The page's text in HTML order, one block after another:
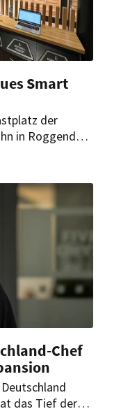
Smart
der
in Roggendorf
dabei nicht nur
Chef
das Tief der